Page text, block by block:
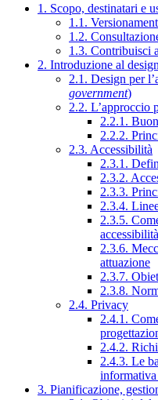
1. Scopo, destinatari e
1.1.
1.2.
1.3. Contribuisci
2. Introduzione al
2.1. Design per
government)
2.2. L’approccio
2.2.1.
2.2.2.
2.3. Accessibilità
2.3.1.
2.3.2.
2.3.3.
2.3.4.
2.3.5.
accessibilità
2.3.6.
attuazione
2.3.7.
2.3.8.
2.4. Privacy
2.4.1.
2.4.2.
2.4.3. Le
3. Pianificazione,